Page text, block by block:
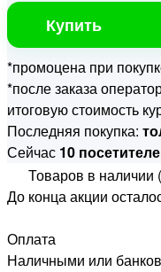
Купить
*промоцена при
*после заказа
итоговую стоимость
Последняя покупка:
Сейчас 10
Товаров в наличии
До конца акции
Оплата
Наличными или